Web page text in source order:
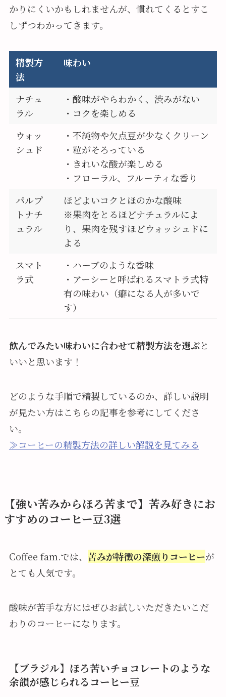
かりにくいかもしれませんが、慣れてくるとすこ
しずつわかってきます。
精製方
法
味わい
ナチュ
ラル
・酸味がやらわかく、渋みがない
・コクを楽しめる
ウォッ
シュド
・不純物や欠点豆が少なくクリーン
・粒がそろっている
・きれいな酸が楽しめる
・フローラル、フルーティな香り
パルプ
トナチ
ュラル
ほどよいコクとほのかな酸味
※果肉をとるほどナチュラルによ
り、果肉を残すほどウォッシュドに
よる
スマト
ラ式
・ハーブのような香味
・アーシーと呼ばれるスマトラ式特
有の味わい（癖になる人が多いで
す）
飲んでみたい味わいに合わせて精製方法を選ぶと
いいと思います！
どのような手順で精製しているのか、詳しい説明
が見たい方はこちらの記事を参考にしてくださ
い。
≫コーヒーの精製方法の詳しい解説を見てみる
【強い苦みからほろ苦まで】苦み好きにお
すすめのコーヒー豆3選
Coffee fam.では、 苦みが特徴の深煎りコーヒーが
とても人気です。
酸味が苦手な方にはぜひお試しいただきたいこだ
わりのコーヒーになります。
【ブラジル】ほろ苦いチョコレートのような
余韻が感じられるコーヒー豆